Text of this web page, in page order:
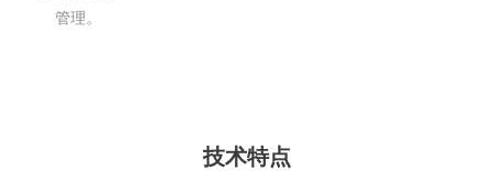
管理。
技术特点